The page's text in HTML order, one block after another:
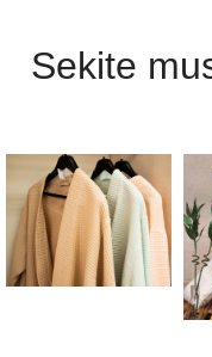
Sekite